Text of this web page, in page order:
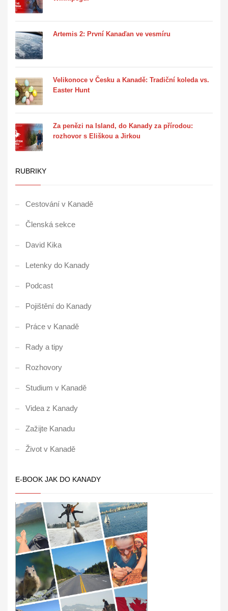
Artemis 2: První Kanaďan ve vesmíru
Velikonoce v Česku a Kanadě: Tradiční koleda vs.
Easter Hunt
Za penězi na Island, do Kanady za přírodou:
rozhovor s Eliškou a Jirkou
RUBRIKY
Cestování v Kanadě
Členská sekce
David Kika
Letenky do Kanady
Podcast
Pojištění do Kanady
Práce v Kanadě
Rady a tipy
Rozhovory
Studium v Kanadě
Videa z Kanady
Zažijte Kanadu
Život v Kanadě
E-BOOK JAK DO KANADY